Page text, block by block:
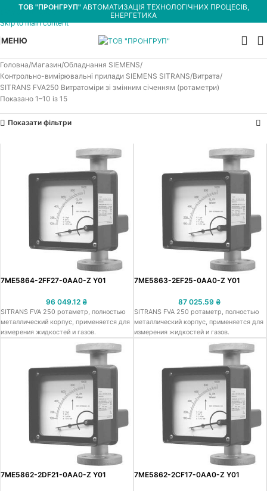
Skip to navigation
Skip to main content
ТОВ "ПРОНГРУП" АВТОМАТИЗАЦІЯ ТЕХНОЛОГІЧНИХ ПРОЦЕСІВ,
ЕНЕРГЕТИКА
МЕНЮ
Головна Магазин Обладнання SIEMENS
Контрольно-вимірювальні прилади SIEMENS SITRANS Витрата
SITRANS FVA250 Витратоміри зі змінним січенням (ротаметри)
Показано 1–10 із 15
Показати фільтри
7ME5864-2FF27-0AA0-Z Y01
96 049.12 ₴
SITRANS FVA 250 ротаметр, полностью
металлический корпус, применяется для
измерения жидкостей и газов.
7ME5863-2EF25-0AA0-Z Y01
87 025.59 ₴
SITRANS FVA 250 ротаметр, полностью
металлический корпус, применяется для
измерения жидкостей и газов.
7ME5862-2DF21-0AA0-Z Y01 7ME5862-2CF17-0AA0-Z Y01